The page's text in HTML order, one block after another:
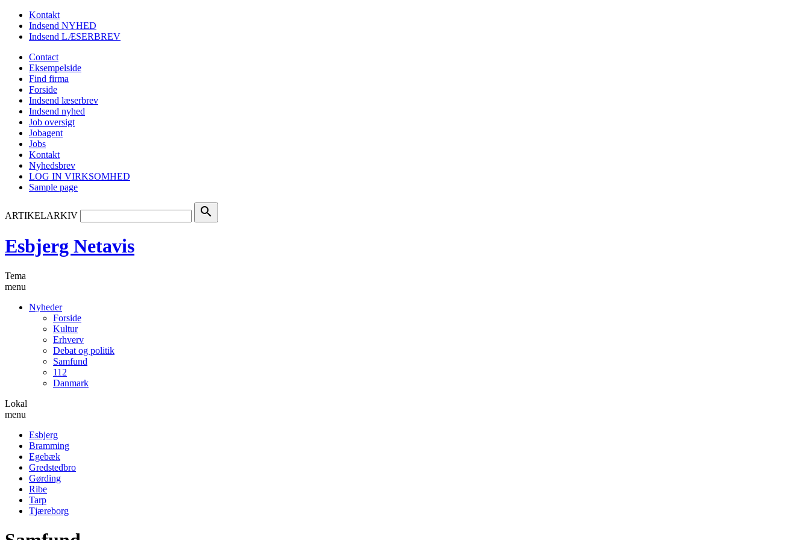
Kontakt
Indsend NYHED
Indsend LÆSERBREV
Contact
Eksempelside
Find firma
Forside
Indsend læserbrev
Indsend nyhed
Job oversigt
Jobagent
Jobs
Kontakt
Nyhedsbrev
LOG IN VIRKSOMHED
Sample page
ARTIKELARKIV search
Esbjerg Netavis
Tema
menu
Nyheder
Forside
Kultur
Erhverv
Debat og politik
Samfund
112
Danmark
Lokal
menu
Esbjerg
Bramming
Egebæk
Gredstedbro
Gørding
Ribe
Tarp
Tjæreborg